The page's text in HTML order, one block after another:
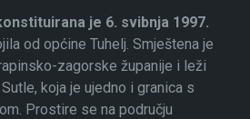
je 6. svibnja 1997.
od općine Tuhelj. Smještena je
zagorske županije i leži
koja je ujedno i granica s
Prostire se na području